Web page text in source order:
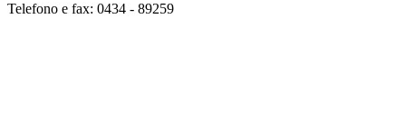
Telefono e fax: 0434 - 89259